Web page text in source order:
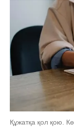
Құжатқа қол қою.